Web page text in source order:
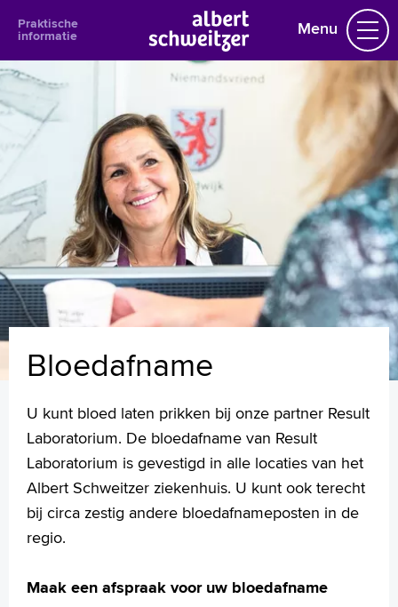
Praktische
informatie Menu
Praktische informatie
Afspraak in het ziekenhuis
Agenda informatiebijeenkomsten
Bezoektijden en -regels
Bloedprikken
Bezoek aan de specialist
Telefoonnummers poliklinieken
Afspraak maken
Met wie krijgt u te maken?
Voorbereiding op uw bezoek aan de arts
Bloedafname
Vragen over ziekenhuisbacteriën
Digitale zorg
Folders
Klachten
Medisch dossier
Nieuwsberichten
Patiëntenpanel
Bloedafname
U kunt bloed laten prikken bij onze partner Result
Laboratorium. De bloedafname van Result
Laboratorium is gevestigd in alle locaties van het
Albert Schweitzer ziekenhuis. U kunt ook terecht
bij circa zestig andere bloedafnameposten in de
regio.
Maak een afspraak voor uw bloedafname